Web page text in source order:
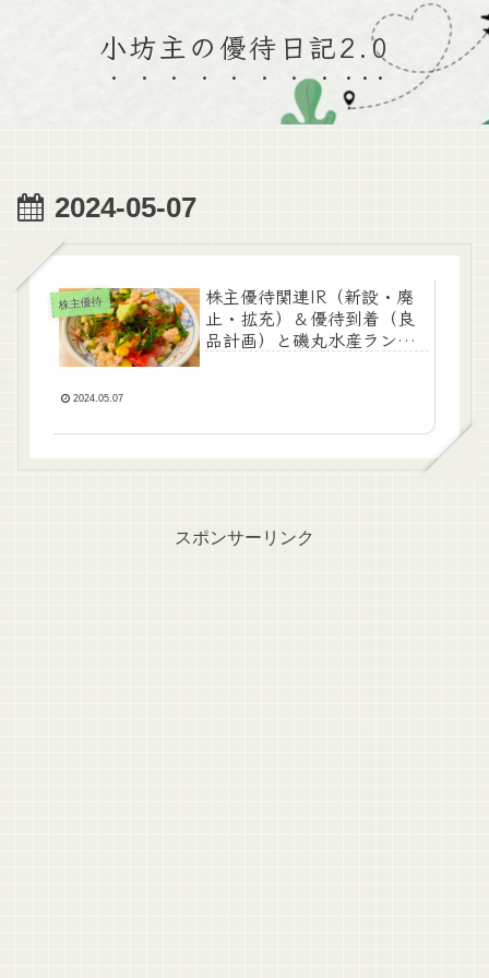
小坊主の優待日記2.0
2024-05-07
株主優待
株主優待関連IR（新設・廃
止・拡充）＆優待到着（良
品計画）と磯丸水産ランチ
2024.05.07
スポンサーリンク